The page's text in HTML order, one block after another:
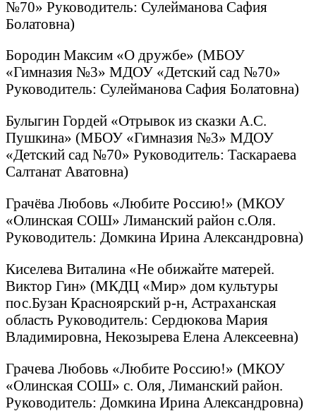
№70» Руководитель: Сулейманова Сафия
Болатовна)
Бородин Максим «О дружбе» (МБОУ
«Гимназия №3» МДОУ «Детский сад №70»
Руководитель: Сулейманова Сафия Болатовна)
Булыгин Гордей «Отрывок из сказки А.С.
Пушкина» (МБОУ «Гимназия №3» МДОУ
«Детский сад №70» Руководитель: Таскараева
Салтанат Аватовна)
Грачёва Любовь «Любите Россию!» (МКОУ
«Олинская СОШ» Лиманский район с.Оля.
Руководитель: Домкина Ирина Александровна)
Киселева Виталина «Не обижайте матерей.
Виктор Гин» (МКДЦ «Мир» дом культуры
пос.Бузан Красноярский р-н, Астраханская
область Руководитель: Сердюкова Мария
Владимировна, Некозырева Елена Алексеевна)
Грачева Любовь «Любите Россию!» (МКОУ
«Олинская СОШ» с. Оля, Лиманский район.
Руководитель: Домкина Ирина Александровна)